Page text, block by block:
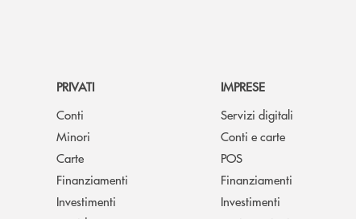
PRIVATI
Conti
Minori
Carte
Finanziamenti
Investimenti
IMPRESE
Servizi digitali
Conti e carte
POS
Finanziamenti
Investimenti